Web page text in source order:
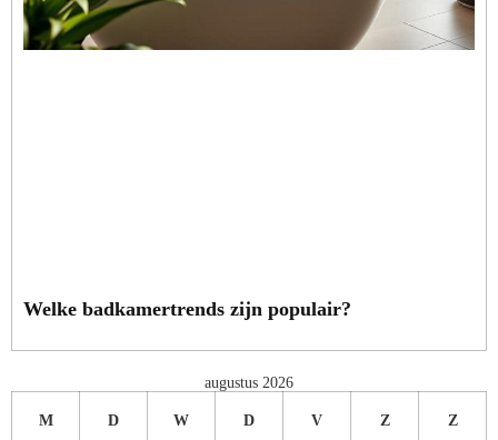
Welke badkamertrends zijn populair?
augustus 2026
M D W D V Z Z